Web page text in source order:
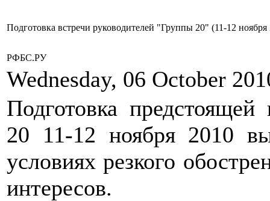
Подготовка встречи руководителей "Группы 20" (11-12 ноября
РФБС.РУ
Wednesday, 06 October
Подготовка
20 11-12 ноября 2010
условиях резкого
интересов.